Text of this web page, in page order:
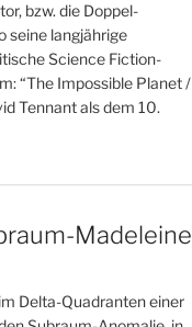
bzw. die Doppel-
seine langjährige
Science Fiction-
“The Impossible Planet /
Tennant als dem 10.
Madeleine
Delta-Quadranten einer